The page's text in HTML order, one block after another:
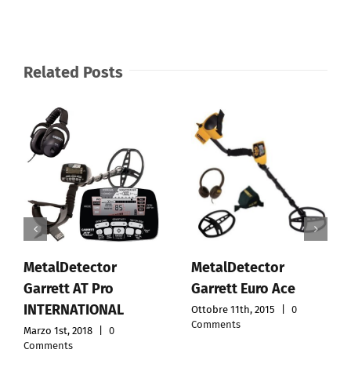
Related Posts
MetalDetector
Garrett AT Pro
INTERNATIONAL
Marzo 1st, 2018
0
Comments
MetalDetector
Garrett Euro Ace
Ottobre 11th, 2015
0
Comments